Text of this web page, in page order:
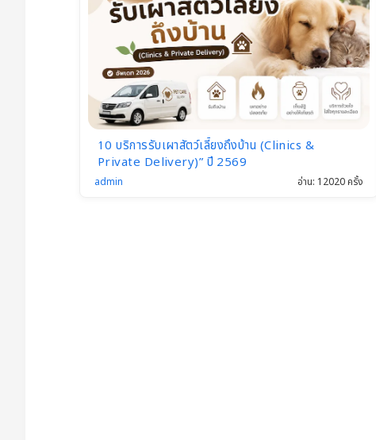
10 บริการรับเผาสัตว์เลี้ยงถึงบ้าน (Clinics &
Private Delivery)” ปี 2569
อ่าน: 12020 ครั้ง
admin